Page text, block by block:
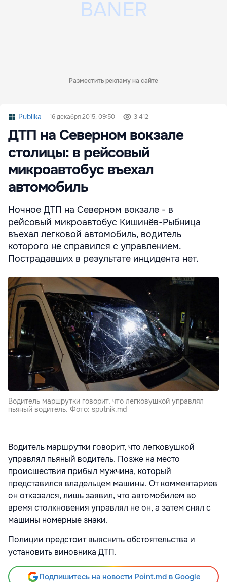
Разместить рекламу на сайте
Publika 16 декабря 2015, 09:50 3 412
ДТП на Северном вокзале
столицы: в рейсовый
микроавтобус въехал
автомобиль
Ночное ДТП на Северном вокзале - в
рейсовый микроавтобус Кишинёв-Рыбница
въехал легковой автомобиль, водитель
которого не справился с управлением.
Пострадавших в результате инцидента нет.
Водитель маршрутки говорит, что легковушкой управлял
пьяный водитель. Фото: sputnik.md
Водитель маршрутки говорит, что легковушкой
управлял пьяный водитель. Позже на место
происшествия прибыл мужчина, который
представился владельцем машины. От комментариев
он отказался, лишь заявил, что автомобилем во
время столкновения управлял не он, а затем снял с
машины номерные знаки.
Полиции предстоит выяснить обстоятельства и
установить виновника ДТП.
Подпишитесь на новости Point.md в Google